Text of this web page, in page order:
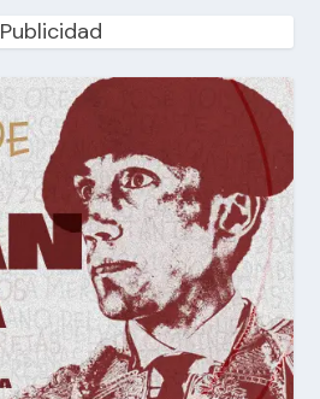
Publicidad